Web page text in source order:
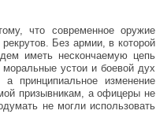
что современное оружие
Без армии, в которой
иметь нескончаемую цепь
устои и боевой дух
принципиальное изменение
призывникам, а офицеры не
не могли использовать